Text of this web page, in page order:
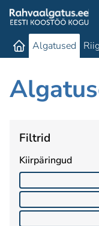
Algatused
Filtrid
Kiirpäringud